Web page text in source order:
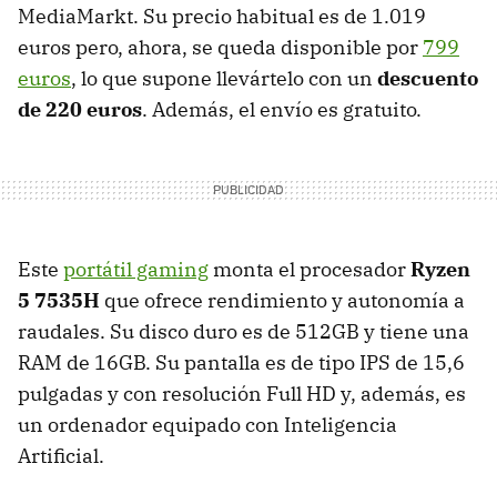
MediaMarkt. Su precio habitual es de 1.019
euros pero, ahora, se queda disponible por 799
euros, lo que supone llevártelo con un descuento
de 220 euros. Además, el envío es gratuito.
Este portátil gaming monta el procesadorRyzen
5 7535H que ofrece rendimiento y autonomía a
raudales. Su disco duro es de 512GB y tiene una
RAM de 16GB. Su pantalla es de tipo IPS de 15,6
pulgadas y con resolución Full HD y, además, es
un ordenador equipado con Inteligencia
Artificial.